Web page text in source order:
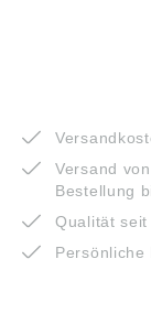
Versand
Bestellung
Qualität seit
Persönliche